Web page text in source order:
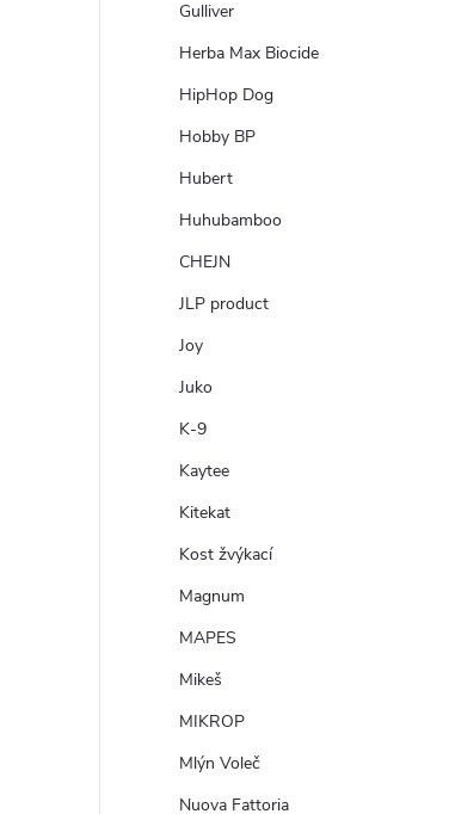
Gulliver
Herba Max Biocide
HipHop Dog
Hobby BP
Hubert
Huhubamboo
CHEJN
JLP product
Joy
Juko
K-9
Kaytee
Kitekat
Kost žvýkací
Magnum
MAPES
Mikeš
MIKROP
Mlýn Voleč
Nuova Fattoria